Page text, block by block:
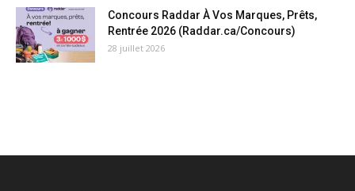
Concours Raddar À Vos Marques, Prêts,
Rentrée 2026 (Raddar.ca/Concours)
28 juillet 2026